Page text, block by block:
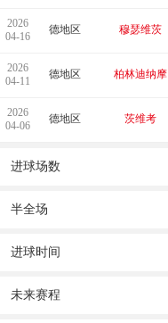
2026
04-16
德地区 穆瑟维茨
2026
04-11
德地区 柏林迪纳摩
2026
04-06
德地区 茨维考
进球场数
半全场
进球时间
未来赛程